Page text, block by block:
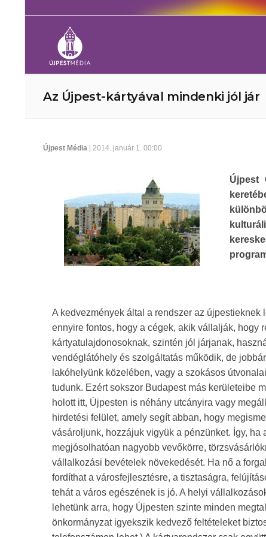
Az Újpest-kártyával mindenki jól jár
Újpest Média | 2014. január 1. 00:00
Újpest
A kedvezmények által a rendszer az
ennyire fontos, hogy a cégek, akik vállalják, hogy
kártyatulajdonosoknak, szintén jól járjanak,
vendéglátóhely és szolgáltatás működik, de
lakóhelyünk közelében, vagy a szokásos
tudunk. Ezért sokszor Budapest más kerületeibe
holott itt, Újpesten is néhány utcányira vagy
hirdetési felület, amely segít abban, hogy
vásároljunk, hozzájuk vigyük a pénzünket. Így,
megjósolhatóan nagyobb vevőkörre,
vállalkozási bevételek növekedését. Ha nő a
fordíthat a városfejlesztésre, a tisztaságra,
tehát a város egészének is jó. A helyi
lehetünk arra, hogy Újpesten szinte minden
önkormányzat igyekszik kedvező feltételeket